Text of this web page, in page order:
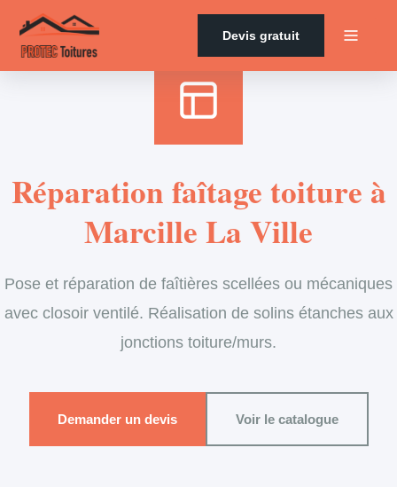
Devis gratuit
Réparation faîtage toiture à
Marcille La Ville
Pose et réparation de faîtières scellées ou mécaniques
avec closoir ventilé. Réalisation de solins étanches aux
jonctions toiture/murs.
Demander un devis Voir le catalogue